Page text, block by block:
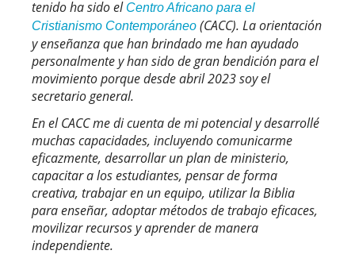
tenido ha sido el Centro Africano para el
Cristianismo Contemporáneo (CACC). La orientación
y enseñanza que han brindado me han ayudado
personalmente y han sido de gran bendición para el
movimiento porque desde abril 2023 soy el
secretario general.
En el CACC me di cuenta de mi potencial y desarrollé
muchas capacidades, incluyendo comunicarme
eficazmente, desarrollar un plan de ministerio,
capacitar a los estudiantes, pensar de forma
creativa, trabajar en un equipo, utilizar la Biblia
para enseñar, adoptar métodos de trabajo eficaces,
movilizar recursos y aprender de manera
independiente.